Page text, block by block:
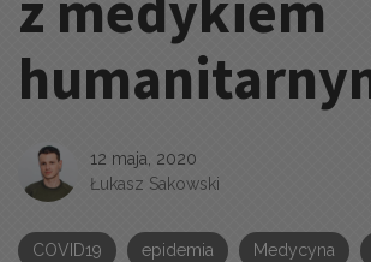
12 maja, 2020
Łukasz Sakowski
COVID19 epidemia Medycyna